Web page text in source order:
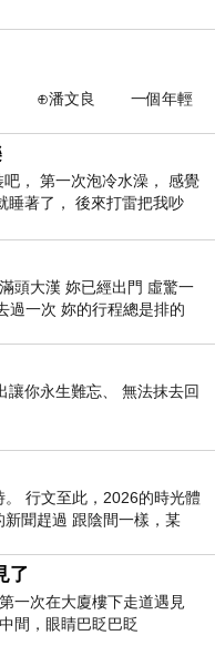
個年輕
， 第一次泡冷水澡， 感覺
睡著了， 後來打雷把我吵
頭大漢 妳已經出門 虛驚一
過一次 妳的行程總是排的
讓你永生難忘、 無法抹去回
行文至此，2026的時光體
聞趕過 跟陰間一樣，某
了
一次在大廈樓下走道遇見
間，眼睛巴眨巴眨